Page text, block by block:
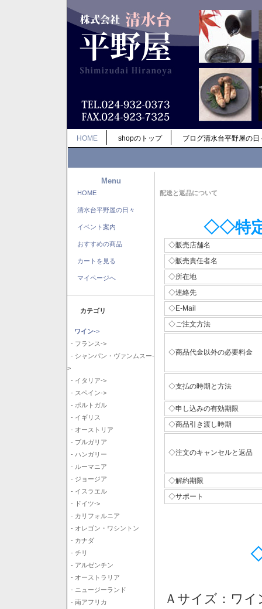
HOME shopのトップ ブログ清水台平野屋の日
Menu
HOME
清水台平野屋の日々
イベント案内
おすすめの商品
カートを見る
マイページへ
カテゴリ
ワイン->
- フランス->
- シャンパン・ヴァンムスー-
>
- イタリア->
- スペイン->
- ポルトガル
- イギリス
- オーストリア
- ブルガリア
- ハンガリー
- ルーマニア
- ジョージア
- イスラエル
- ドイツ->
- カリフォルニア
- オレゴン・ワシントン
- カナダ
- チリ
- アルゼンチン
- オーストラリア
- ニュージーランド
- 南アフリカ
配送と返品について
◇◇特
◇販売店舗名
◇販売責任者名
◇所在地
◇連絡先
◇E-Mail
◇ご注文方法
◇商品代金以外の必要料金
◇支払の時期と方法
◇申し込みの有効期限
◇商品引き渡し時期
◇注文のキャンセルと返品
◇解約期限
◇サポート
Ａサイズ：ワ